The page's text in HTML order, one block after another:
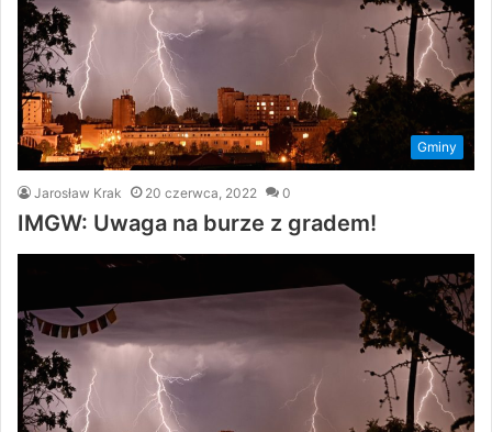
Gminy
Jarosław Krak 20 czerwca, 2022 0
IMGW: Uwaga na burze z gradem!